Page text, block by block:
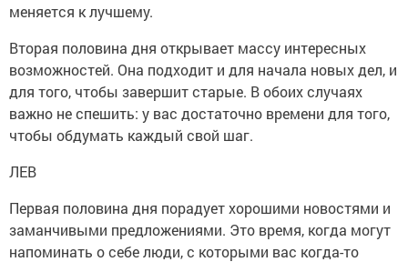
меняется к лучшему.
Вторая половина дня открывает массу интересных
возможностей. Она подходит и для начала новых дел, и
для того, чтобы завершит старые. В обоих случаях
важно не спешить: у вас достаточно времени для того,
чтобы обдумать каждый свой шаг.
ЛЕВ
Первая половина дня порадует хорошими новостями и
заманчивыми предложениями. Это время, когда могут
напоминать о себе люди, с которыми вас когда-то